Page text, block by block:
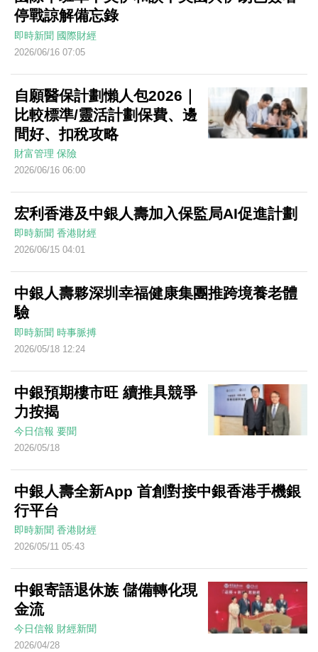
停戰諒解備忘錄
即時新聞 國際財經
2026/06/16 07:05
自願醫保計劃懶人包2026｜
比較標準/靈活計劃保費、邊
間好、扣稅攻略
財富管理 保險
2026/06/16 06:00
宏利香港及中銀人壽加入保監局AI促進計劃
即時新聞 香港財經
2026/06/15 04:01
中銀人壽夥深圳幸福健康集團推跨境養老體
驗
即時新聞 時事脈搏
2026/05/18 12:24
中銀預期樓市旺 續推具競爭
力按揭
今日信報 要聞
2026/05/18
中銀人壽全新App 首創對接中銀香港手機銀
行平台
即時新聞 香港財經
2026/05/11 05:43
中銀寄語退休族 儲備轉化現
金流
今日信報 財經新聞
2026/04/28